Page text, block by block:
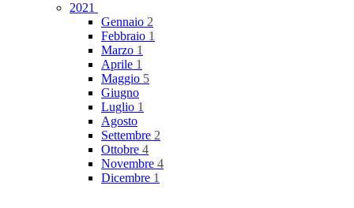
2021
Gennaio 2
Febbraio 1
Marzo 1
Aprile 1
Maggio 5
Giugno
Luglio 1
Agosto
Settembre 2
Ottobre 4
Novembre 4
Dicembre 1